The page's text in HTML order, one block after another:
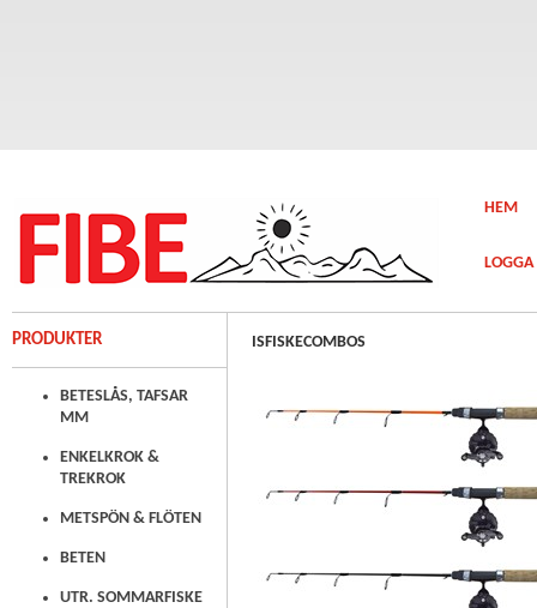
HEM
PRODUKTER
BETESLÅS, TAFSAR
MM
ENKELKROK &
TREKROK
METSPÖN & FLÖTEN
BETEN
UTR. SOMMARFISKE
ISFISKECOMBOS